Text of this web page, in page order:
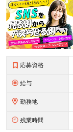
応募資格
給与
勤務地
残業時間